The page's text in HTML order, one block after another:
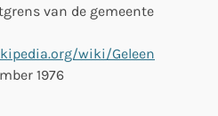
van de gemeente
wiki/Geleen
1976